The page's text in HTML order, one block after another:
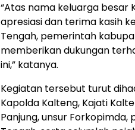
“Atas nama keluarga besar
apresiasi dan terima kasih
Tengah, pemerintah
memberikan dukungan
ini,” katanya.
Kegiatan tersebut turut
Kapolda Kalteng, Kajati
Panjung, unsur